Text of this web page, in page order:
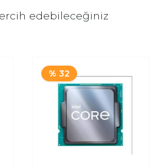
edebileceğiniz
% 32